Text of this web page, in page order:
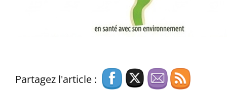
Partagez l'article :